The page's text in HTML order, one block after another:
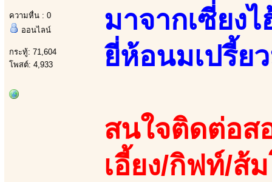
ความหื่น : 0
ออนไลน์
กระทู้: 71,604
โพสต์: 4,933
มาจากเซี่ยง
ยี่ห้อนมเปรี้ย
สนใจติดต่อส
เอี้ยง/กิฟท์/ส้